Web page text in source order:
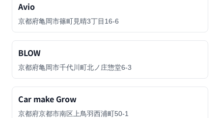
Avio
京都府亀岡市篠町見晴3丁目16-6
BLOW
京都府亀岡市千代川町北ノ庄惣堂6-3
Car make Grow
京都府京都市南区上鳥羽西浦町50-1